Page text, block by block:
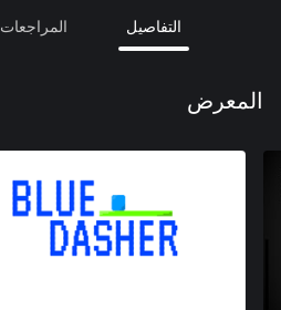
التفاصيل المراجعات
المعرض